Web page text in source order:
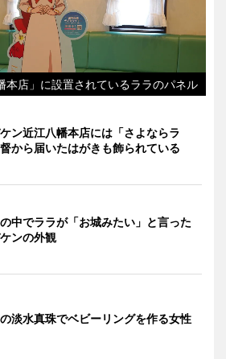
本店」に設置されているララのパネル
ン近江八幡本店には「さよならラ
から届いたはがきも飾られている
中でララが「お城みたい」と言った
ンの外観
淡水真珠でベビーリングを作る女性